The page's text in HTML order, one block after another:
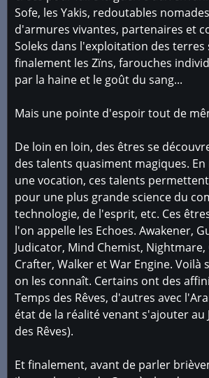
Sofe, les Yakis, redoutables
d'armures vivantes, partenaires et
Soleks dans l'exploitation des terres
finalement les Zïns, farouches
par la haine et le goût du sang...
Mais une pointe d'espoir tout de
De loin en loin, des êtres se
des talents quasiment magiques.
une vocation, ces talents
pour une plus grande science du
technologie, de l'esprit, etc. Ces
l'on appelle les Echoes. Awakener,
Judicator, Mind Chemist,
Crafter, Walker et War Engine. Voilà
on les connaît. Certains ont des
Temps des Rêves, d'autres avec
état de la réalité venant s'ajouter au
des Rêves).
Et finalement, avant de parler